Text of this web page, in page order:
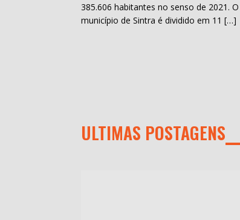
385.606 habitantes no senso de 2021. O
município de Sintra é dividido em 11 […]
ULTIMAS POSTAGENS